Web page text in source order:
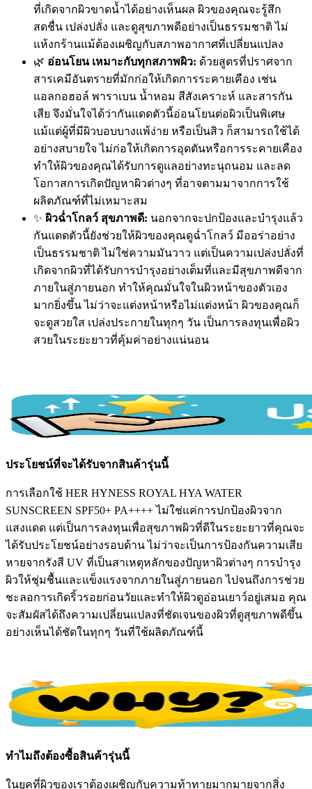
ที่เกิดจากผิวขาดน้ำได้อย่างเห็นผล ผิวของคุณจะรู้สึก
สดชื่น เปล่งปลั่ง และดูสุขภาพดีอย่างเป็นธรรมชาติ ไม่
แห้งกร้านแม้ต้องเผชิญกับสภาพอากาศที่เปลี่ยนแปลง
🌿 อ่อนโยน เหมาะกับทุกสภาพผิว: ด้วยสูตรที่ปราศจาก
สารเคมีอันตรายที่มักก่อให้เกิดการระคายเคือง เช่น
แอลกอฮอล์ พาราเบน น้ำหอม สีสังเคราะห์ และสารกัน
เสีย จึงมั่นใจได้ว่ากันแดดตัวนี้อ่อนโยนต่อผิวเป็นพิเศษ
แม้แต่ผู้ที่มีผิวบอบบางแพ้ง่าย หรือเป็นสิว ก็สามารถใช้ได้
อย่างสบายใจ ไม่ก่อให้เกิดการอุดตันหรือการระคายเคือง
ทำให้ผิวของคุณได้รับการดูแลอย่างทะนุถนอม และลด
โอกาสการเกิดปัญหาผิวต่างๆ ที่อาจตามมาจากการใช้
ผลิตภัณฑ์ที่ไม่เหมาะสม
✨ ผิวฉ่ำโกลว์ สุขภาพดี: นอกจากจะปกป้องและบำรุงแล้ว
กันแดดตัวนี้ยังช่วยให้ผิวของคุณดูฉ่ำโกลว์ มีออร่าอย่าง
เป็นธรรมชาติ ไม่ใช่ความมันวาว แต่เป็นความเปล่งปลั่งที่
เกิดจากผิวที่ได้รับการบำรุงอย่างเต็มที่และมีสุขภาพดีจาก
ภายในสู่ภายนอก ทำให้คุณมั่นใจในผิวหน้าของตัวเอง
มากยิ่งขึ้น ไม่ว่าจะแต่งหน้าหรือไม่แต่งหน้า ผิวของคุณก็
จะดูสวยใส เปล่งประกายในทุกๆ วัน เป็นการลงทุนเพื่อผิว
สวยในระยะยาวที่คุ้มค่าอย่างแน่นอน
ประโยชน์ที่จะได้รับจากสินค้ารุ่นนี้
การเลือกใช้ HER HYNESS ROYAL HYA WATER
SUNSCREEN SPF50+ PA++++ ไม่ใช่แค่การปกป้องผิวจาก
แสงแดด แต่เป็นการลงทุนเพื่อสุขภาพผิวที่ดีในระยะยาวที่คุณจะ
ได้รับประโยชน์อย่างรอบด้าน ไม่ว่าจะเป็นการป้องกันความเสีย
หายจากรังสี UV ที่เป็นสาเหตุหลักของปัญหาผิวต่างๆ การบำรุง
ผิวให้ชุ่มชื้นและแข็งแรงจากภายในสู่ภายนอก ไปจนถึงการช่วย
ชะลอการเกิดริ้วรอยก่อนวัยและทำให้ผิวดูอ่อนเยาว์อยู่เสมอ คุณ
จะสัมผัสได้ถึงความเปลี่ยนแปลงที่ชัดเจนของผิวที่ดูสุขภาพดีขึ้น
อย่างเห็นได้ชัดในทุกๆ วันที่ใช้ผลิตภัณฑ์นี้
ทำไมถึงต้องซื้อสินค้ารุ่นนี้
ในยุคที่ผิวของเราต้องเผชิญกับความท้าทายมากมายจากสิ่ง